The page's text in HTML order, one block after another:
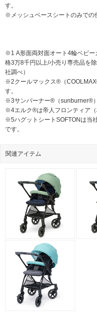
す。
※メッシュベースシートのみでの
※1 A形面両対面オート4輪ベビー
格3万8千円以上/小売り専売品を
社調べ）
※2クールマックス®（
す。
※3サンバーナー®（sunburner®
※4エルク®は帝人フロンティア（
※5ハグットシートSOFTONは当
です。
関連アイテム